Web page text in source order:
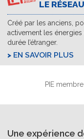
LE
Créé par les anciens,
activement les
durée l’étranger.
EN SAVOIR PLUS
PIE
Une expérience